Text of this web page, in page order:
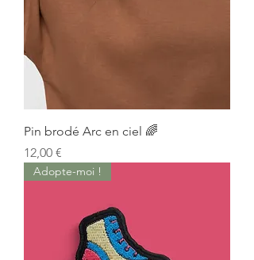
Pin brodé Arc en ciel 🌈
Prix
12,00 €
Adopte-moi !